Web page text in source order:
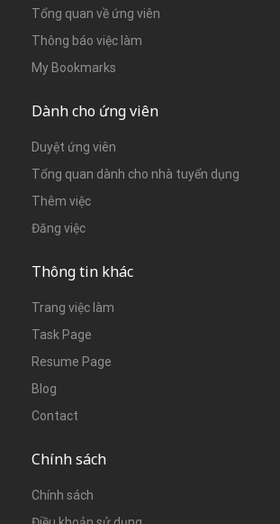
Tổng quan về ứng viên
Thông báo việc làm
My Bookmarks
Dành cho ứng viên
Duyệt ứng viên
Tổng quan dành cho nhà tuyển dụng
Thêm việc
Đăng việc
Thông tin khác
Trang việc làm
Task Page
Resume Page
Blog
Contact
Chính sách
Chính sách